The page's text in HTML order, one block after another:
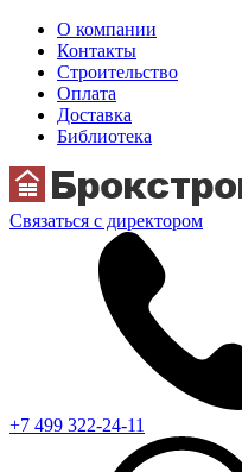
О компании
Контакты
Строительство
Оплата
Доставка
Библиотека
Связаться с директором
+7 499 322-24-11